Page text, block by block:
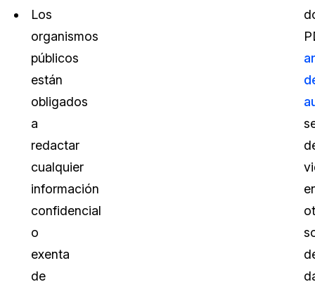
Los
organismos
públicos
están
obligados
a
redactar
cualquier
información
confidencial
o
exenta
de